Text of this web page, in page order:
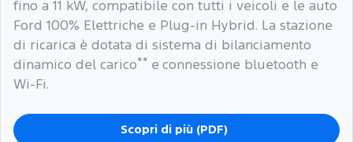
fino a 11 kW, compatibile con tutti i veicoli e le auto
Ford 100% Elettriche e Plug-in Hybrid. La stazione
di ricarica è dotata di sistema di bilanciamento
dinamico del carico** e connessione bluetooth e
Wi-Fi.
Scopri di più (PDF)